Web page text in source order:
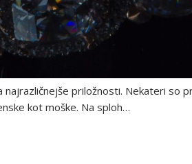
priložnosti. Nekateri so
kot moške. Na sploh…